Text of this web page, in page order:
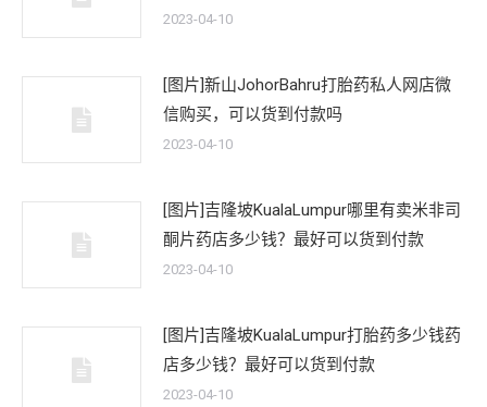
2023-04-10
[图片]新山JohorBahru打胎药私人网店微
信购买，可以货到付款吗
2023-04-10
[图片]吉隆坡KualaLumpur哪里有卖米非司
酮片药店多少钱？最好可以货到付款
2023-04-10
[图片]吉隆坡KualaLumpur打胎药多少钱药
店多少钱？最好可以货到付款
2023-04-10